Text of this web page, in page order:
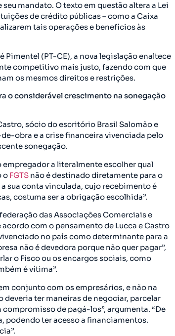
mandato. O texto em questão altera a Lei
de crédito públicas – como a Caixa
tais operações e benefícios às
Pimentel (PT-CE), a nova legislação enaltece
competitivo mais justo, fazendo com que
os mesmos direitos e restrições.
o considerável crescimento na sonegação
sócio do escritório Brasil Salomão e
obra e a crise financeira vivenciada pelo
sonegação.
empregador a literalmente escolher qual
o FGTSnão é destinado diretamente para o
sua conta vinculada, cujo recebimento é
costuma ser a obrigação escolhida”.
das Associações Comerciais e
com o pensamento de Lucca e Castro
no país como determinante para a
não é devedora porque não quer pagar”,
o Fisco ou os encargos sociais, como
é vítima”.
conjunto com os empresários, e não na
deveria ter maneiras de negociar, parcelar
de pagá-los”, argumenta. “De
podendo ter acesso a financiamentos.